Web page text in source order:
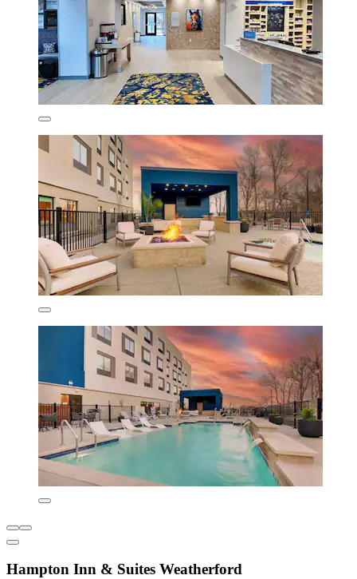
Hampton Inn & Suites Weatherford